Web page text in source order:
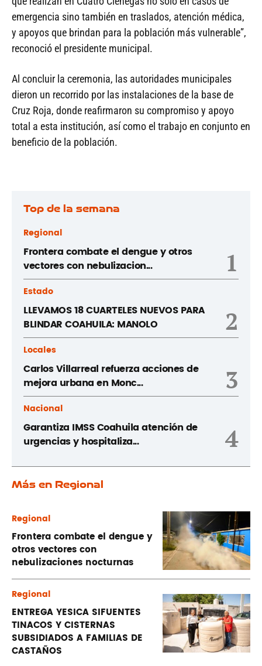
emergencia sino también en traslados, atención médica,
y apoyos que brindan para la población más vulnerable”,
reconoció el presidente municipal.
Al concluir la ceremonia, las autoridades municipales
dieron un recorrido por las instalaciones de la base de
Cruz Roja, donde reafirmaron su compromiso y apoyo
total a esta institución, así como el trabajo en conjunto en
beneficio de la población.
Top de la semana
Regional
Frontera combate el dengue y otros
vectores con nebulizacion...
1
Estado
LLEVAMOS 18 CUARTELES NUEVOS PARA
BLINDAR COAHUILA: MANOLO
2
Locales
Carlos Villarreal refuerza acciones de
mejora urbana en Monc...
3
Nacional
Garantiza IMSS Coahuila atención de
urgencias y hospitaliza...
4
Más en Regional
Regional
Frontera combate el dengue y
otros vectores con
nebulizaciones nocturnas
Regional
ENTREGA YESICA SIFUENTES
TINACOS Y CISTERNAS
SUBSIDIADOS A FAMILIAS DE
CASTAÑOS